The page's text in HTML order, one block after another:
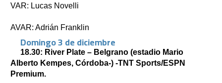
VAR: Lucas Novelli
AVAR: Adrián Franklin
Domingo 3 de diciembre
18.30: River Plate – Belgrano (estadio Mario
Alberto Kempes, Córdoba-) -TNT Sports/ESPN
Premium.